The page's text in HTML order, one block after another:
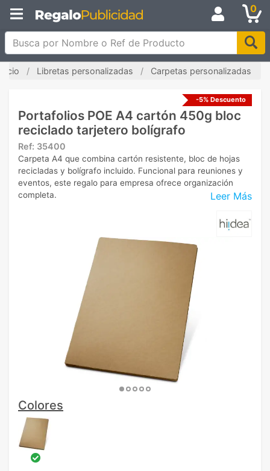
0
Busca por Nombre o Ref de Producto
Libretas personalizadas Carpetas personalizadas
-5% Descuento
Portafolios POE A4 cartón 450g bloc
reciclado tarjetero bolígrafo
Ref: 35400
Leer Más
Carpeta A4 que combina cartón resistente, bloc de hojas
recicladas y bolígrafo incluido. Funcional para reuniones y
eventos, este regalo para empresa ofrece organización
completa.
Colores